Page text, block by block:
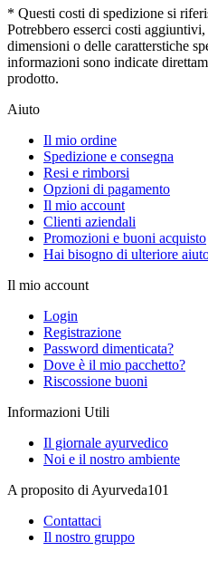
* Questi costi di spedizione si
Potrebbero esserci costi
dimensioni o delle caratterstiche
informazioni sono indicate
prodotto.
Aiuto
Il mio ordine
Spedizione e consegna
Resi e rimborsi
Opzioni di pagamento
Il mio account
Clienti aziendali
Promozioni e buoni acquisto
Hai bisogno di ulteriore
Il mio account
Login
Registrazione
Password dimenticata?
Dove è il mio pacchetto?
Riscossione buoni
Informazioni Utili
Il giornale ayurvedico
Noi e il nostro ambiente
A proposito di Ayurveda101
Contattaci
Il nostro gruppo